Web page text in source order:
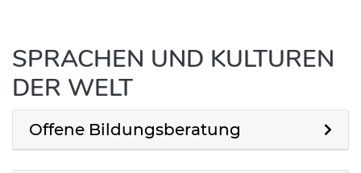
SPRACHEN UND KULTUREN
DER WELT
Offene Bildungsberatung